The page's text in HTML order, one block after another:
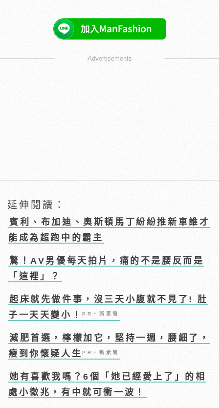
Advertisements
延伸閱讀：
賓利、布加迪、奧斯頓馬丁紛紛推新車誰才
能成為超跑中的霸主
驚！AV男優每天拍片，痛的不是腰反而是
「這裡」？
起床就先做件事，沒三天小腹就不見了! 肚
子一天天變小！PR・新素簡
減肥首選，檸檬加它，堅持一週，腰細了，
瘦到你懷疑人生PR・新素簡
她有喜歡我嗎？6個「她已經愛上了」的相
處小徵兆，有中就可衝一波！